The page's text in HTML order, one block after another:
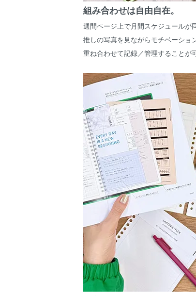
組み合わせは自由自在。
週間ページ上で月間スケジュールが
推しの写真を見ながらモチベーショ
重ね合わせて記録／管理することが